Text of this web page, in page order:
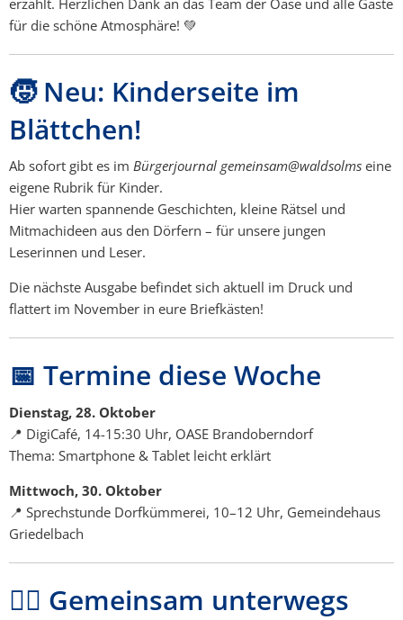
für die schöne Atmosphäre! 💚
🧒 Neu: Kinderseite im
Blättchen!
Ab sofort gibt es im Bürgerjournal gemeinsam@waldsolms eine
eigene Rubrik für Kinder.
Hier warten spannende Geschichten, kleine Rätsel und
Mitmachideen aus den Dörfern – für unsere jungen
Leserinnen und Leser.
Die nächste Ausgabe befindet sich aktuell im Druck und
flattert im November in eure Briefkästen!
📅 Termine diese Woche
Dienstag, 28. Oktober
📍 DigiCafé, 14-15:30 Uhr, OASE Brandoberndorf
Thema: Smartphone & Tablet leicht erklärt
Mittwoch, 30. Oktober
📍 Sprechstunde Dorfkümmerei, 10–12 Uhr, Gemeindehaus
Griedelbach
🚶‍♀️ Gemeinsam unterwegs